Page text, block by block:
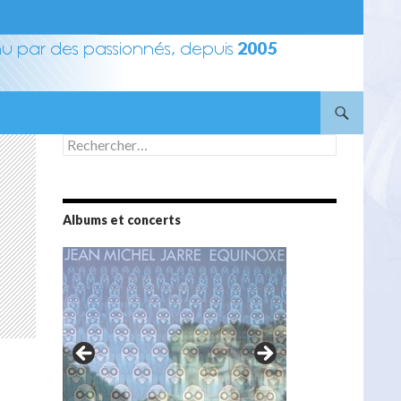
Rechercher :
Albums et concerts